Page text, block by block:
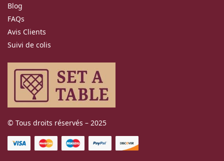
Blog
FAQs
Avis Clients
Suivi de colis
© Tous droits réservés – 2025